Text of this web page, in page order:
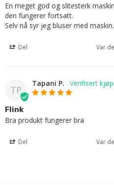
En meget god og slitesterk
den fungerer fortsatt.
Selv nå syr jeg bluser med maskin.
Del Var
TP
Tapani P.
Flink
Bra produkt fungerer bra
Del Var